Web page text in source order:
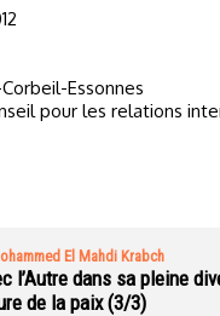
Essonnes
pour les relations
El Mahdi Krabch
l’Autre dans sa pleine
de la paix (3/3)